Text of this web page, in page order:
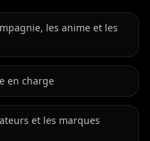
les anime et les
en charge
et les marques